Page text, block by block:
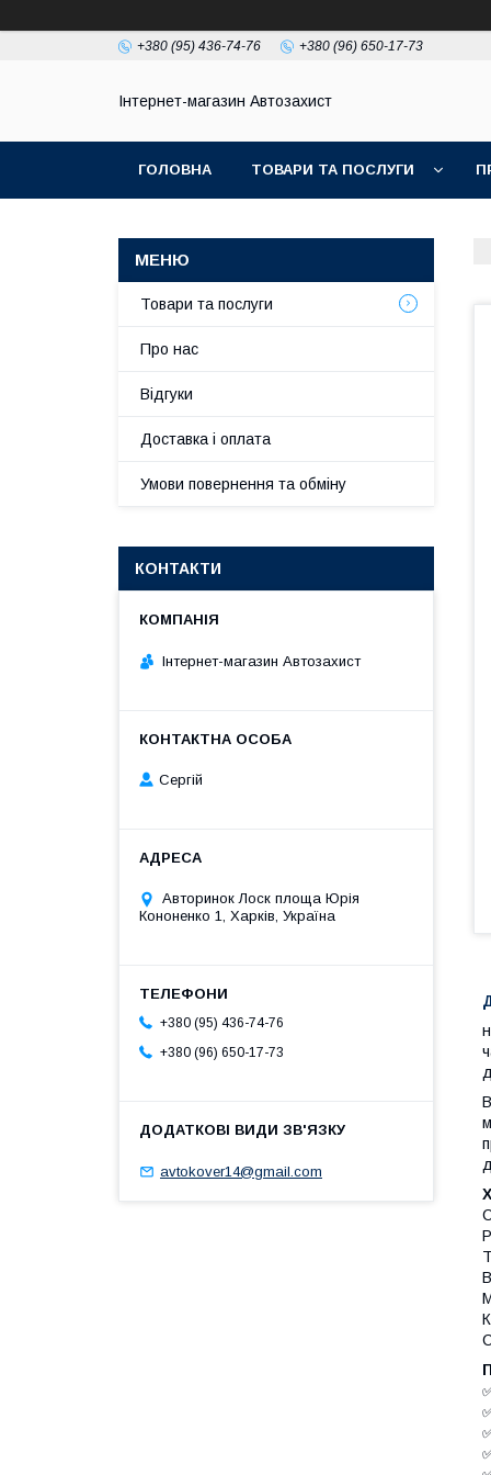
+380 (95) 436-74-76 +380 (96) 650-17-73
Інтернет-магазин Автозахист
ГОЛОВНА ТОВАРИ ТА ПОСЛУГИ
Товари та послуги
Про нас
Відгуки
Доставка і оплата
Умови повернення та обміну
КОНТАКТИ
Інтернет-магазин Автозахист
Сергій
Авторинок Лоск площа Юрія
Кононенко 1, Харків, Україна
+380 (95) 436-74-76
+380 (96) 650-17-73
avtokover14@gmail.com